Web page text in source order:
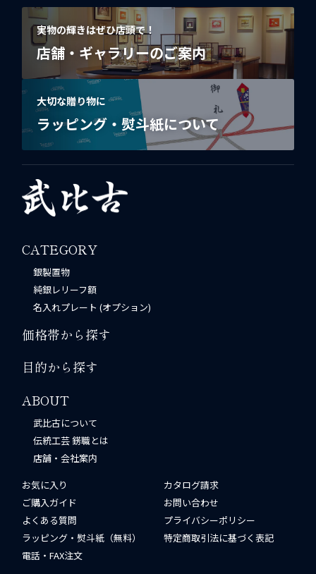
実物の輝きはぜひ店頭で！
店舗・ギャラリーのご案内
大切な贈り物に
ラッピング・熨斗紙について
CATEGORY
銀製置物
純銀レリーフ額
名入れプレート (オプション)
価格帯から探す
目的から探す
ABOUT
武比古について
伝統工芸 錺職とは
店舗・会社案内
お気に入り
ご購入ガイド
よくある質問
ラッピング・熨斗紙（無料）
電話・FAX注文
カタログ請求
お問い合わせ
プライバシーポリシー
特定商取引法に基づく表記